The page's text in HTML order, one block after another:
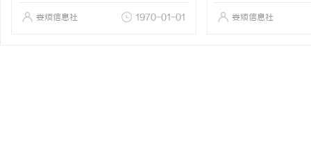
娄烦信息社 1970-01-01 娄烦信息社